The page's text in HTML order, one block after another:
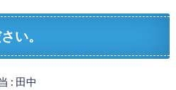
い。
: 田中